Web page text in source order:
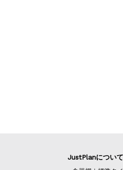
JustPlanについて